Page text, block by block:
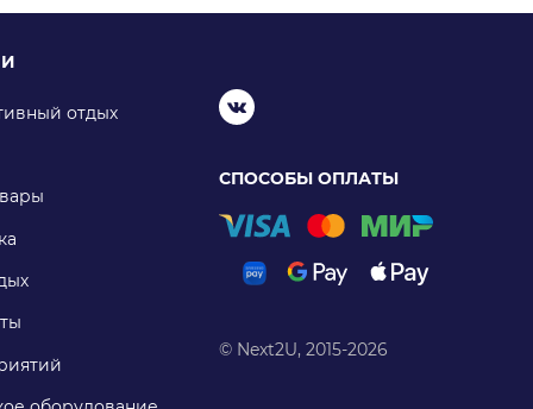
отдых
СПОСОБЫ ОПЛАТЫ
© Next2U, 2015-2026